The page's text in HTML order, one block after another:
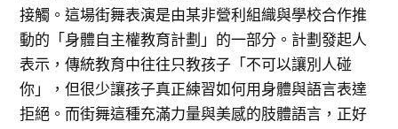
接觸。這場街舞表演是由某非營利組織與學校合作推
動的「身體自主權教育計劃」的一部分。計劃發起人
表示，傳統教育中往往只教孩子「不可以讓別人碰
你」，但很少讓孩子真正練習如何用身體與語言表達
拒絕。而街舞這種充滿力量與美感的肢體語言，正好